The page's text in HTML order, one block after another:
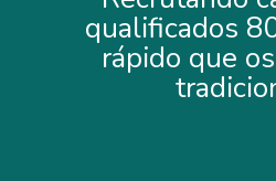
qualificados
rápido que